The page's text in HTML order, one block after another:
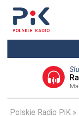
Polskie Radio PiK